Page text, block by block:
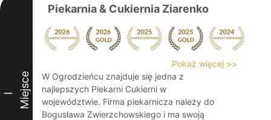
I Miejsce
Piekarnia & Cukiernia Ziarenko
Pokaż więcej >>
W Ogrodzieńcu znajduje się jedna z
najlepszych Piekarni Cukierni w
województwie. Firma piekarnicza należy do
Bogusława Zwierzchowskiego i ma swoją